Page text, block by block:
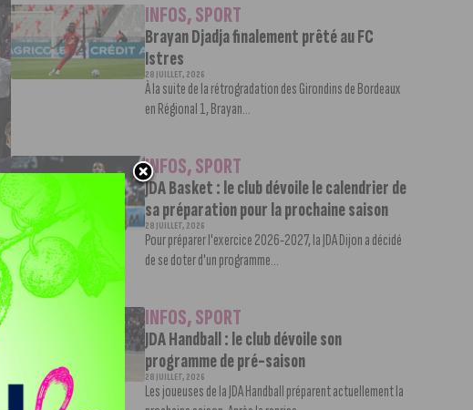
INFOS,SPORT
Brayan Djadja finalement prêté au FC
Istres
28 JUILLET, 2026
À la suite de la rétrogradation des Girondins de Bordeaux
en Régional 1, Brayan...
INFOS,SPORT
JDA Basket : le club dévoile le calendrier de
sa préparation pour la prochaine saison
28 JUILLET, 2026
Pour préparer l'exercice 2026-2027, la JDA Dijon a décidé
de se doter d'un programme...
INFOS,SPORT
JDA Handball : le club dévoile son
programme de pré-saison
28 JUILLET, 2026
Les joueuses de la JDA Handball préparent actuellement la